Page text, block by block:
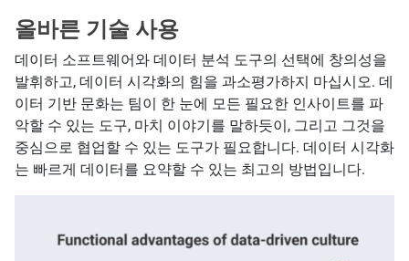
올바른 기술 사용
데이터 소프트웨어와 데이터 분석 도구의 선택에 창의성을
발휘하고, 데이터 시각화의 힘을 과소평가하지 마십시오. 데
이터 기반 문화는 팀이 한 눈에 모든 필요한 인사이트를 파
악할 수 있는 도구, 마치 이야기를 말하듯이, 그리고 그것을
중심으로 협업할 수 있는 도구가 필요합니다. 데이터 시각화
는 빠르게 데이터를 요약할 수 있는 최고의 방법입니다.